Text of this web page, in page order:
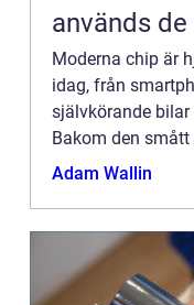
används
Moderna chip är
idag, från
självkörande
Bakom den
noggrant utvald
Adam Wallin